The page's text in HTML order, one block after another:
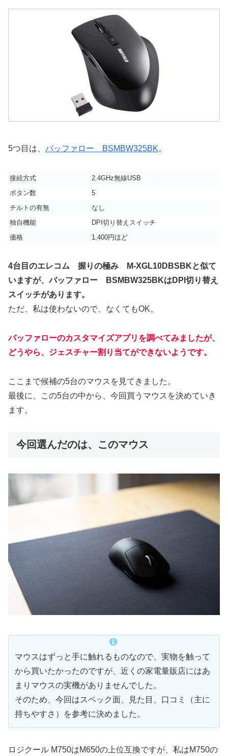
5つ目は、 バッファロー BSMBW325BK。
接続方式
2.4GHz無線USB
ボタン数
5
チルトの有無
なし
独自機能
DPI切り替えスイッチ
価格
1,400円ほど
4台目のエレコム 握りの極み M-XGL10DBSBKと似て
いますが、バッファロー BSMBW325BKはDPI切り替え
スイッチがあります。
ただ、私は使わないので、なくてもOK。
バッファローのカスタマイズアプリを調べてみましたが、
どうやら、ジェスチャー割り当てができないようです。
ここまで候補の5台のマウスを見てきました。
最後に、この5台の中から、今回買うマウスを決めていき
ます。
今回選んだのは、このマウス
マウスはずっと手に触れるものなので、実物を触って
から買いたかったのですが、近くの家電量販店にはあ
まりマウスの実機がありませんでした。
そのため、今回はスペック面、見た目、口コミ（主に
持ちやすさ）を参考に決めました。
ロジクール M750はM650の上位互換ですが、私はM750の